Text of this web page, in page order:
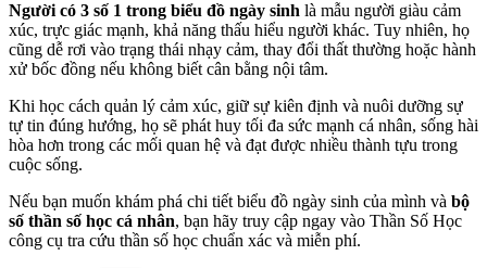
Người có 3 số 1 trong biểu đồ ngày sinh là mẫu người giàu cảm
xúc, trực giác mạnh, khả năng thấu hiểu người khác. Tuy nhiên, họ
cũng dễ rơi vào trạng thái nhạy cảm, thay đổi thất thường hoặc hành
xử bốc đồng nếu không biết cân bằng nội tâm.
Khi học cách quản lý cảm xúc, giữ sự kiên định và nuôi dưỡng sự
tự tin đúng hướng, họ sẽ phát huy tối đa sức mạnh cá nhân, sống hài
hòa hơn trong các mối quan hệ và đạt được nhiều thành tựu trong
cuộc sống.
Nếu bạn muốn khám phá chi tiết biểu đồ ngày sinh của mình và bộ
số thần số học cá nhân, bạn hãy truy cập ngay vào Thần Số Học
công cụ tra cứu thần số học chuẩn xác và miễn phí.